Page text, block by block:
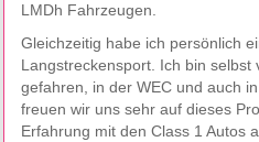
LMDh Fahrzeugen.
Gleichzeitig habe ich persönlich
Langstreckensport. Ich bin selbst
gefahren, in der WEC und auch
freuen wir uns sehr auf dieses
Erfahrung mit den Class 1 Autos